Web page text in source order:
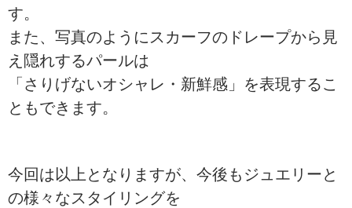
す。
また、写真のようにスカーフのドレープから見
え隠れするパールは
「さりげないオシャレ・新鮮感」を表現するこ
ともできます。
今回は以上となりますが、今後もジュエリーと
の様々なスタイリングを